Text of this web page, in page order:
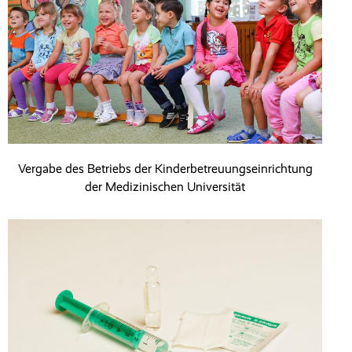
Vergabe des Betriebs der Kinderbetreuungseinrichtung
der Medizinischen Universität